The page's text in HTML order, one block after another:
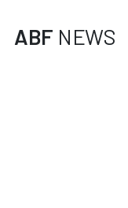
ABF NEWS